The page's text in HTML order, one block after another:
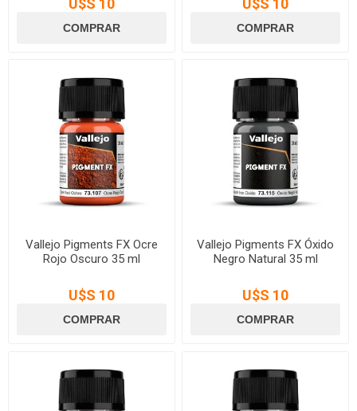
U$S 10 U$S 10
Vallejo Pigments FX Ocre
Rojo Oscuro 35 ml
U$S 10
Vallejo Pigments FX Óxido
Negro Natural 35 ml
U$S 10